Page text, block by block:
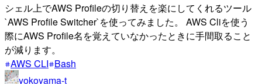
シェル上でAWS Profileの切り替えを楽にしてくれるツール
`AWS Profile Switcher`を使ってみました。 AWS Cliを使う
際にAWS Profile名を覚えていなかったときに手間取ること
が減ります。
AWS CLI Bash
yokoyama-t